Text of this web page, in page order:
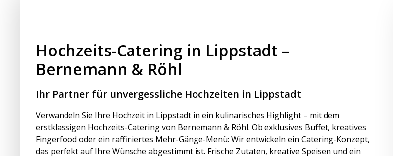
Hochzeits-Catering in Lippstadt –
Bernemann & Röhl
Ihr Partner für unvergessliche Hochzeiten in Lippstadt
Verwandeln Sie Ihre Hochzeit in Lippstadt in ein kulinarisches Highlight – mit dem
erstklassigen Hochzeits-Catering von Bernemann & Röhl. Ob exklusives Buffet, kreatives
Fingerfood oder ein raffiniertes Mehr-Gänge-Menü: Wir entwickeln ein Catering-Konzept,
das perfekt auf Ihre Wünsche abgestimmt ist. Frische Zutaten, kreative Speisen und ein